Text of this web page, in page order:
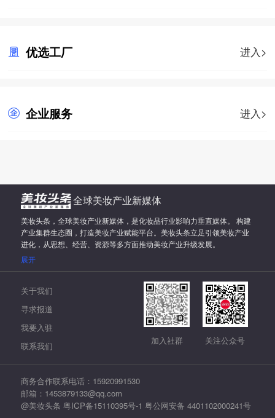
优选工厂 进入>
企业服务 进入>
全球美妆产业新媒体
美妆头条，全球美妆产业新媒体，是化妆品行业影响力垂直媒体。 构建
产业集群生态圈，打造美妆产业赋能平台。美妆头条立足引领美妆产业
进化，从思想、经营、资源等多方面推动美妆产业升级发展。
展开
关于我们
寻求报道
我要入驻
联系我们
加入社群 关注公众号
商务合作联系电话：15920991530
邮箱：1453879133@qq.com
@美妆头条 粤ICP备15110395号-1 粤公网安备 4401102000241号